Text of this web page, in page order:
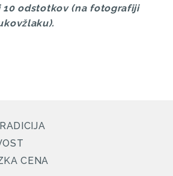
odstotkov (na fotografiji
CENA